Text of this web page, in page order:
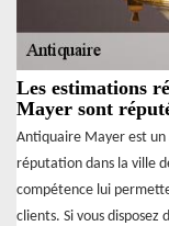
Les estimations
Mayer sont
Antiquaire Mayer est un
réputation dans la ville
compétence lui
clients. Si vous disposez